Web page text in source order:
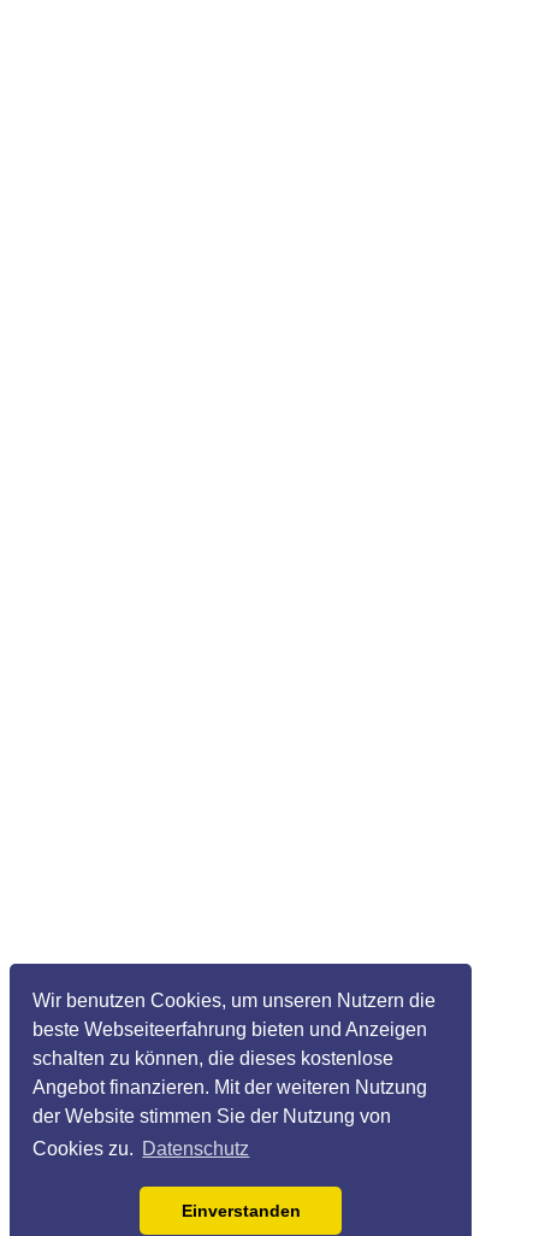
Wir benutzen Cookies, um unseren Nutzern die
beste Webseiteerfahrung bieten und Anzeigen
schalten zu können, die dieses kostenlose
Angebot finanzieren. Mit der weiteren Nutzung
der Website stimmen Sie der Nutzung von
Cookies zu. Datenschutz
Einverstanden